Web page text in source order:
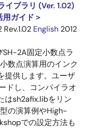
イブラリ (Ver. 1.02)
ガイド＞
English 2012
2A固定小数点ラ
数点演算用のインク
提供します。ユーザ
ドし、コンパイラオ
はsh2afix.libをリン
の演算例やHigh-
での設定方法も